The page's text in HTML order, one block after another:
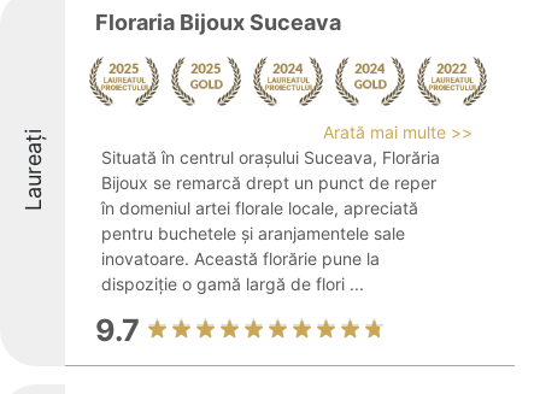
Laureați
Floraria Bijoux Suceava
Arată mai multe >>
Situată în centrul orașului Suceava, Florăria
Bijoux se remarcă drept un punct de reper
în domeniul artei florale locale, apreciată
pentru buchetele și aranjamentele sale
inovatoare. Această florărie pune la
dispoziție o gamă largă de flori ...
9.7